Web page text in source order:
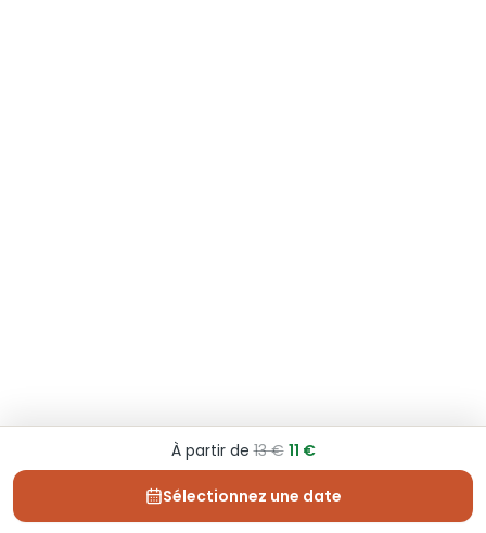
À partir de 13 € 11 €
Sélectionnez une date